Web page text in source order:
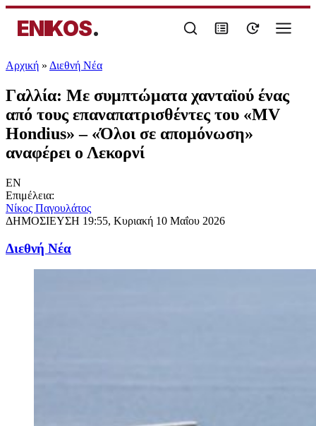
ENIKOS.
Αρχική » Διεθνή Νέα
Γαλλία: Με συμπτώματα χανταϊού ένας
από τους επαναπατρισθέντες του «MV
Hondius» – «Όλοι σε απομόνωση»
αναφέρει ο Λεκορνί
EN
Επιμέλεια:
Νίκος Παγουλάτος
ΔΗΜΟΣΙΕΥΣΗ 19:55, Κυριακή 10 Μαΐου 2026
Διεθνή Νέα